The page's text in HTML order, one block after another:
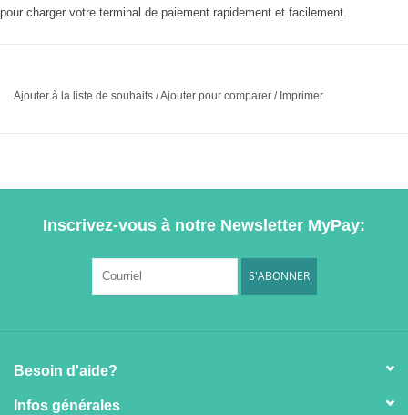
pour charger votre terminal de paiement rapidement et facilement.
Ajouter à la liste de souhaits /Ajouter pour comparer / Imprimer
Inscrivez-vous à notre Newsletter MyPay:
S'ABONNER
Besoin d'aide?
Infos générales